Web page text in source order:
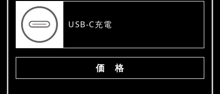
USB-C充電
価 格